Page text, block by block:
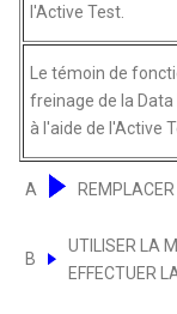
l'Active Test.
Le témoin de
freinage de la Data
à l'aide de l'Active
A
B
UTILISER LA
EFFECTUER